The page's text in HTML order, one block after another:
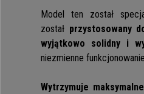
Model ten został
został przystosowany
wyjątkowo solidny i
niezmienne
Wytrzymuje